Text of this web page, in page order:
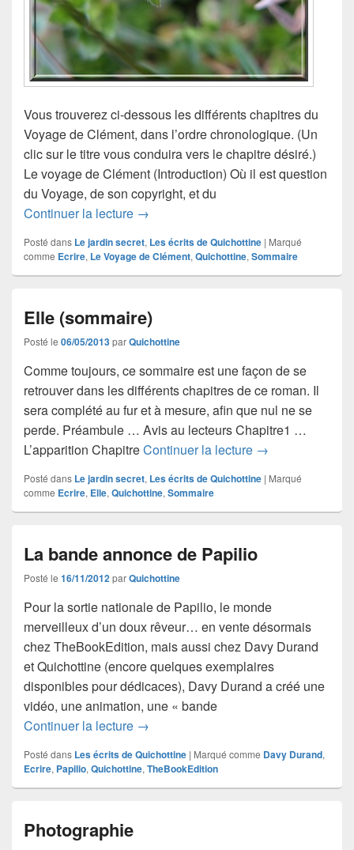
Vous trouverez ci-dessous les différents chapitres du
Voyage de Clément, dans l’ordre chronologique. (Un
clic sur le titre vous conduira vers le chapitre désiré.)
Le voyage de Clément (Introduction) Où il est question
du Voyage, de son copyright, et du
Continuer la lecture Le voyage de Clément (sommaire)
→
Posté dans Le jardin secret, Les écrits de Quichottine | Marqué
comme Ecrire, Le Voyage de Clément, Quichottine, Sommaire
Elle (sommaire)
Posté le 06/05/2013parQuichottine
Comme toujours, ce sommaire est une façon de se
retrouver dans les différents chapitres de ce roman. Il
sera complété au fur et à mesure, afin que nul ne se
perde. Préambule … Avis au lecteurs Chapitre1 …
L’apparition ChapitreContinuer la lecture Elle (sommaire)
→
Posté dans Le jardin secret, Les écrits de Quichottine | Marqué
comme Ecrire, Elle, Quichottine, Sommaire
La bande annonce de Papilio
Posté le 16/11/2012parQuichottine
Pour la sortie nationale de Papilio, le monde
merveilleux d’un doux rêveur… en vente désormais
chez TheBookEdition, mais aussi chez Davy Durand
et Quichottine (encore quelques exemplaires
disponibles pour dédicaces), Davy Durand a créé une
vidéo, une animation, une « bande
Continuer la lecture La bande annonce de Papilio
→
Posté dans Les écrits de Quichottine | Marqué comme Davy Durand,
Ecrire, Papilio, Quichottine, TheBookEdition
Photographie